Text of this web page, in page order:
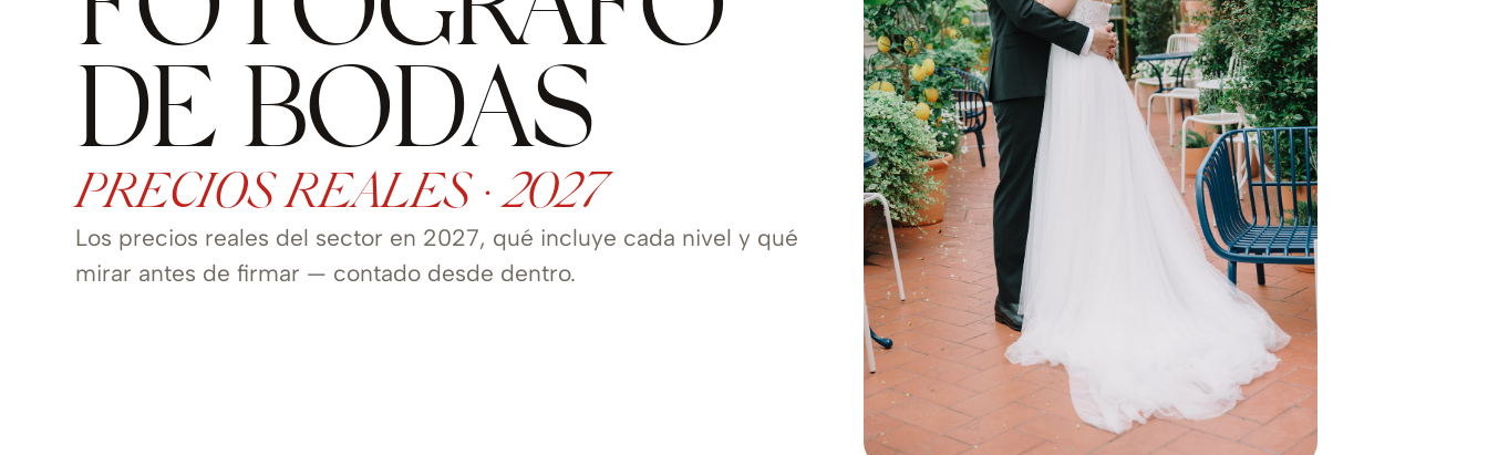
DE BODAS
PRECIOS REALES · 2027
Los precios reales del sector en 2027, qué incluye cada nivel y qué
mirar antes de firmar — contado desde dentro.